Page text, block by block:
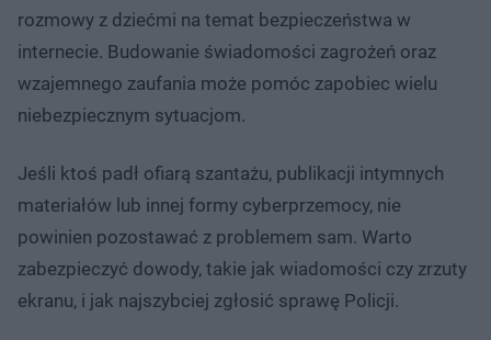
rozmowy z dziećmi na temat bezpieczeństwa w
internecie. Budowanie świadomości zagrożeń oraz
wzajemnego zaufania może pomóc zapobiec wielu
niebezpiecznym sytuacjom.
Jeśli ktoś padł ofiarą szantażu, publikacji intymnych
materiałów lub innej formy cyberprzemocy, nie
powinien pozostawać z problemem sam. Warto
zabezpieczyć dowody, takie jak wiadomości czy zrzuty
ekranu, i jak najszybciej zgłosić sprawę Policji.